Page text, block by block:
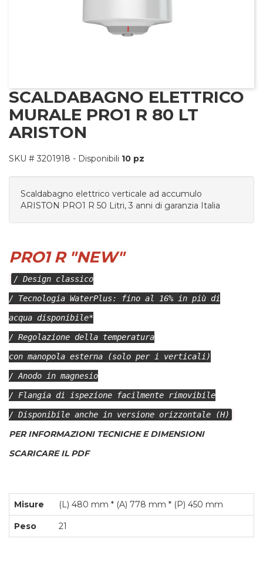
SCALDABAGNO ELETTRICO
MURALE PRO1 R 80 LT
ARISTON
SKU # 3201918 - Disponibili 10 pz
Scaldabagno elettrico verticale ad accumulo
ARISTON PRO1 R 50 Litri, 3 anni di garanzia Italia
PRO1 R "NEW"
/ Design classico
/ Tecnologia WaterPlus: fino al 16% in più di
acqua disponibile*
/ Regolazione della temperatura
con manopola esterna (solo per i verticali)
/ Anodo in magnesio
/ Flangia di ispezione facilmente rimovibile
/ Disponibile anche in versione orizzontale (H)
PER INFORMAZIONI TECNICHE E DIMENSIONI
SCARICARE IL PDF
Misure (L) 480 mm * (A) 778 mm * (P) 450 mm
Peso 21